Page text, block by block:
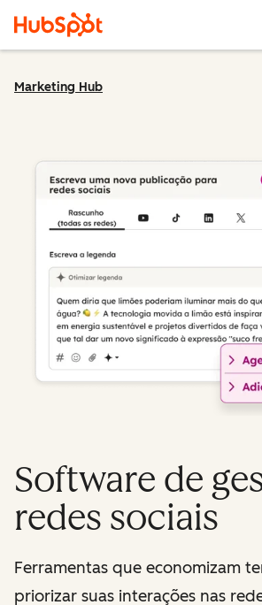
Marketing Hub
Software de
redes sociais
Ferramentas que economizam
priorizar suas interações nas